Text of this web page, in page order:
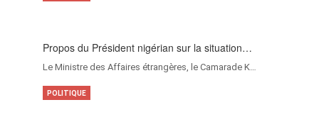
Propos du Président nigérian sur la situation…
Le Ministre des Affaires étrangères, le Camarade K…
POLITIQUE